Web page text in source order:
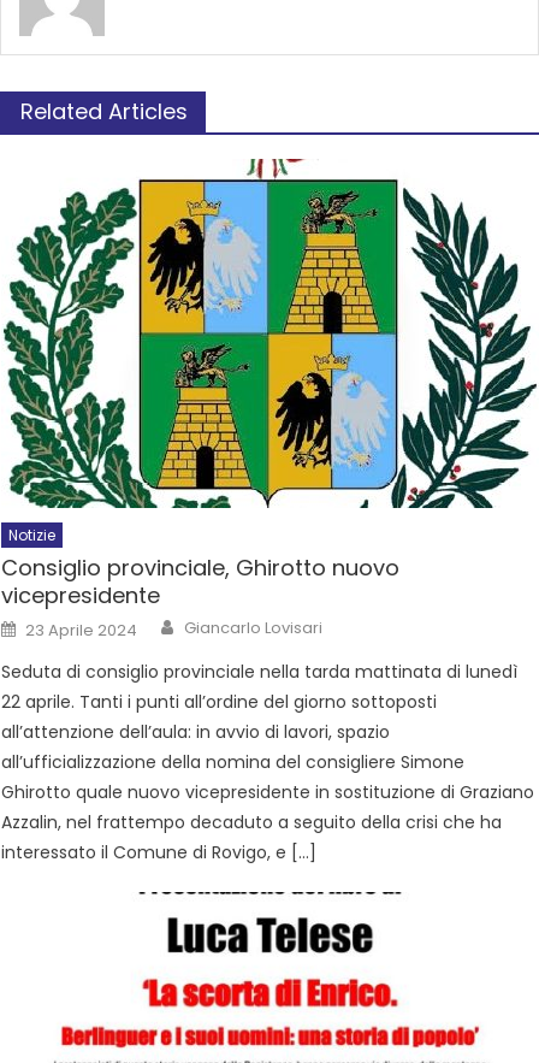
Related Articles
Notizie
Consiglio provinciale, Ghirotto nuovo
vicepresidente
23 Aprile 2024 Giancarlo Lovisari
Seduta di consiglio provinciale nella tarda mattinata di lunedì
22 aprile. Tanti i punti all’ordine del giorno sottoposti
all’attenzione dell’aula: in avvio di lavori, spazio
all’ufficializzazione della nomina del consigliere Simone
Ghirotto quale nuovo vicepresidente in sostituzione di Graziano
Azzalin, nel frattempo decaduto a seguito della crisi che ha
interessato il Comune di Rovigo, e […]